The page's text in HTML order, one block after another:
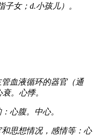
女；d.小孩儿）。
管血液循环的器官（通
。心悸。
心腹。中心。
和思想情况，感情等：心